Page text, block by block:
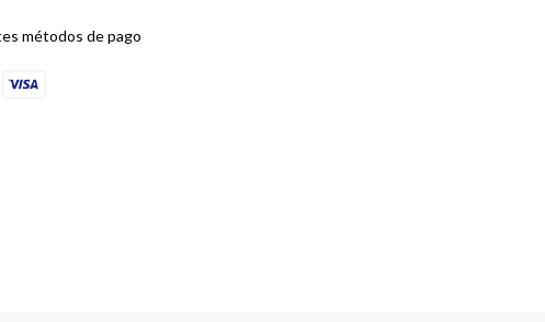
métodos de pago